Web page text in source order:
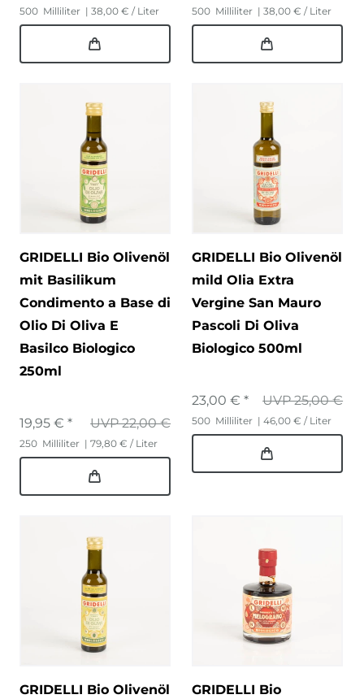
500 Milliliter | 38,00 € / Liter 500 Milliliter | 38,00 € / Liter
GRIDELLI Bio Olivenöl
mit Basilikum
Condimento a Base di
Olio Di Oliva E
Basilco Biologico
250ml
UVP 22,00 €
19,95 € *
250 Milliliter | 79,80 € / Liter
GRIDELLI Bio Olivenöl
mild Olia Extra
Vergine San Mauro
Pascoli Di Oliva
Biologico 500ml
UVP 25,00 €
23,00 € *
500 Milliliter | 46,00 € / Liter
GRIDELLI Bio Olivenöl
GRIDELLI Bio